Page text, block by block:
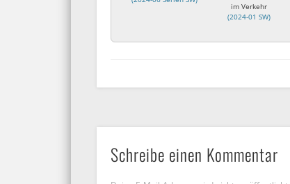
im Verkehr
(2024-01 SW)
Schreibe einen Kommentar